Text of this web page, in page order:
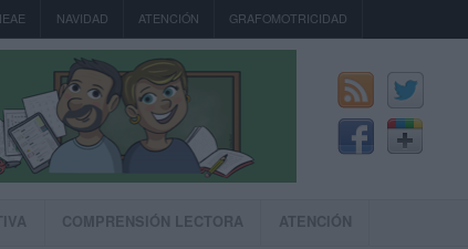
NAVIDAD ATENCIÓN GRAFOMOTRICIDAD
COMPRENSIÓN LECTORA ATENCIÓN